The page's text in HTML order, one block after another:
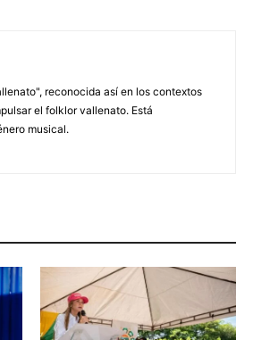
reconocida así en los contextos
el folklor vallenato. Está
musical.